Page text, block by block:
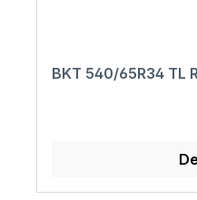
BKT 540/65R34 TL